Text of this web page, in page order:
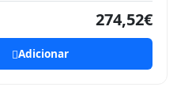
274,52€
Adicionar